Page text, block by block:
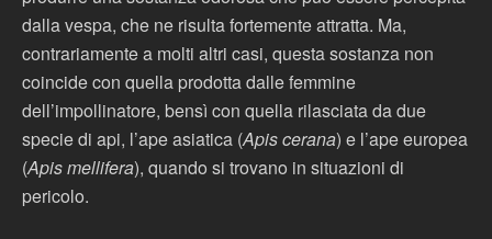
dalla vespa, che ne risulta fortemente attratta. Ma,
contrariamente a molti altri casi, questa sostanza non
coincide con quella prodotta dalle femmine
dell’impollinatore, bensì con quella rilasciata da due
specie di api, l’ape asiatica (Apis cerana) e l’ape europea
(Apis mellifera), quando si trovano in situazioni di
pericolo.